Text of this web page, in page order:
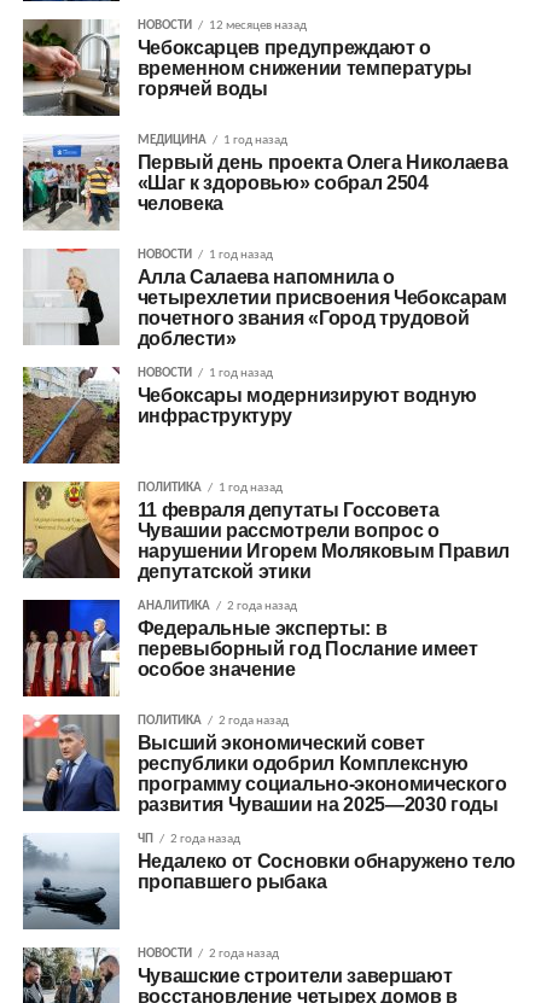
НОВОСТИ 12 месяцев назад
Чебоксарцев предупреждают о
временном снижении температуры
горячей воды
МЕДИЦИНА 1 год назад
Первый день проекта Олега Николаева
«Шаг к здоровью» собрал 2504
человека
НОВОСТИ 1 год назад
Алла Салаева напомнила о
четырехлетии присвоения Чебоксарам
почетного звания «Город трудовой
доблести»
НОВОСТИ 1 год назад
Чебоксары модернизируют водную
инфраструктуру
ПОЛИТИКА 1 год назад
11 февраля депутаты Госсовета
Чувашии рассмотрели вопрос о
нарушении Игорем Моляковым Правил
депутатской этики
АНАЛИТИКА 2 года назад
Федеральные эксперты: в
перевыборный год Послание имеет
особое значение
ПОЛИТИКА 2 года назад
Высший экономический совет
республики одобрил Комплексную
программу социально-экономического
развития Чувашии на 2025—2030 годы
ЧП 2 года назад
Недалеко от Сосновки обнаружено тело
пропавшего рыбака
НОВОСТИ 2 года назад
Чувашские строители завершают
восстановление четырех домов в